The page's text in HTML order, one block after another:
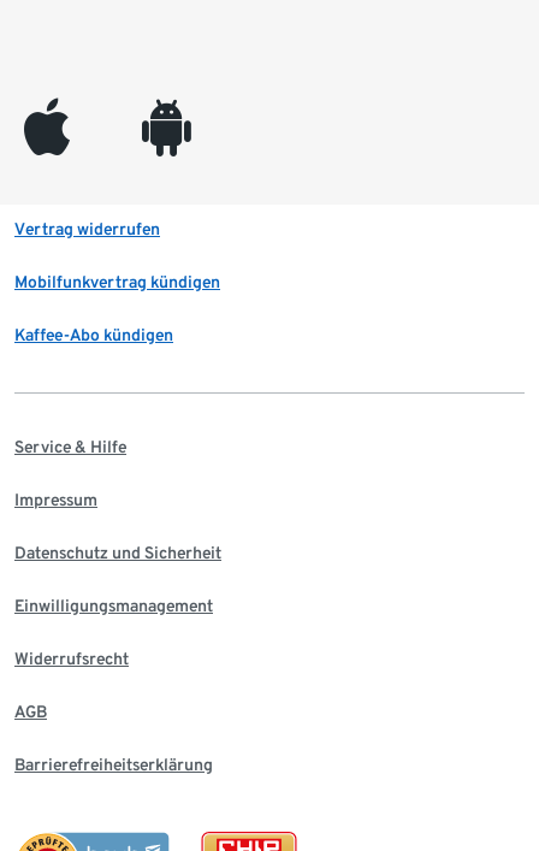
appleinc android
Vertrag widerrufen
Mobilfunkvertrag kündigen
Kaffee-Abo kündigen
Service & Hilfe
Impressum
Datenschutz und Sicherheit
Einwilligungsmanagement
Widerrufsrecht
AGB
Barrierefreiheitserklärung